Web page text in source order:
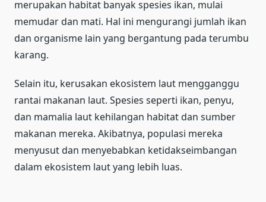
merupakan habitat banyak spesies ikan, mulai
memudar dan mati. Hal ini mengurangi jumlah ikan
dan organisme lain yang bergantung pada terumbu
karang.
Selain itu, kerusakan ekosistem laut mengganggu
rantai makanan laut. Spesies seperti ikan, penyu,
dan mamalia laut kehilangan habitat dan sumber
makanan mereka. Akibatnya, populasi mereka
menyusut dan menyebabkan ketidakseimbangan
dalam ekosistem laut yang lebih luas.